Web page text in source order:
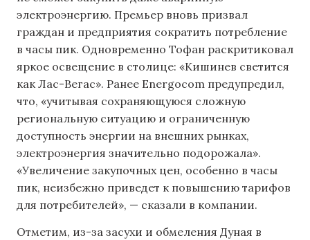
электроэнергию. Премьер вновь призвал
граждан и предприятия сократить потребление
в часы пик. Одновременно Тофан раскритиковал
яркое освещение в столице: «Кишинев светится
как Лас-Вегас». Ранее Energocom предупредил,
что, «учитывая сохраняющуюся сложную
региональную ситуацию и ограниченную
доступность энергии на внешних рынках,
электроэнергия значительно подорожала».
«Увеличение закупочных цен, особенно в часы
пик, неизбежно приведет к повышению тарифов
для потребителей», — сказали в компании.
Отметим, из-за засухи и обмеления Дуная в